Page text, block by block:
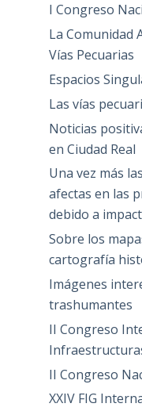
I Congreso
La Comunidad
Vías Pecuarias
Espacios
Las vías
Noticias
en Ciudad Real
Una vez más
afectas en las
debido a
Sobre los
cartografía
Imágenes
trashumantes
II Congreso
II Congreso
XXIV FIG